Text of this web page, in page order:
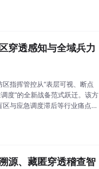
穿透感知与全域兵力
指挥管控从“表层可视、断点
度”的全新战备范式跃迁。该方
与应急调度滞后等行业痛点，
源、藏匿穿透稽查智